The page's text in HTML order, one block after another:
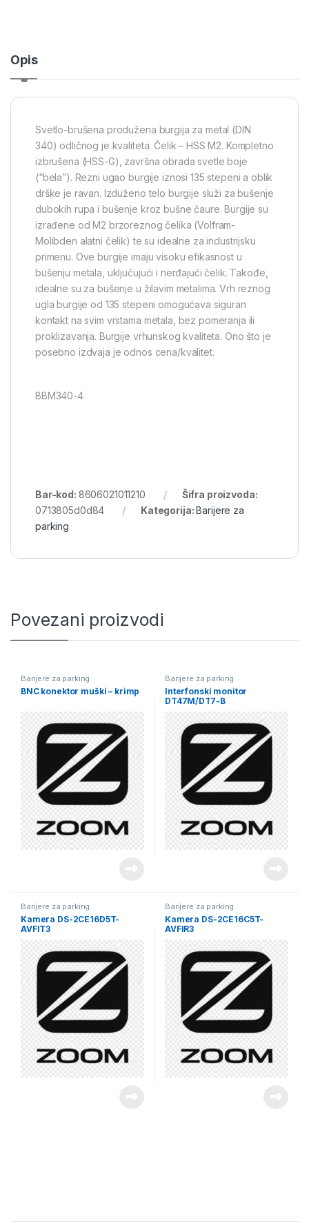
Opis
Svetlo-brušena produžena burgija za metal (DIN
340) odličnog je kvaliteta. Čelik – HSS M2. Kompletno
izbrušena (HSS-G), završna obrada svetle boje
(“bela”). Rezni ugao burgije iznosi 135 stepeni a oblik
drške je ravan. Izduženo telo burgije služi za bušenje
dubokih rupa i bušenje kroz bušne čaure. Burgije su
izrađene od M2 brzoreznog čelika (Volfram-
Molibden alatni čelik) te su idealne za industrijsku
primenu. Ove burgije imaju visoku efikasnost u
bušenju metala, uključujući i nerđajući čelik. Takođe,
idealne su za bušenje u žilavim metalima. Vrh reznog
ugla burgije od 135 stepeni omogućava siguran
kontakt na svim vrstama metala, bez pomeranja ili
proklizavanja. Burgije vrhunskog kvaliteta. Ono što je
posebno izdvaja je odnos cena/kvalitet.
BBM340-4
Bar-kod: 8606021011210
Šifra proizvoda:
0713805d0d84
Kategorija:Barijere za
parking
Povezani proizvodi
Barijere za parking
BNC konektor muški – krimp
Barijere za parking
Interfonski monitor
DT47M/DT7-B
Barijere za parking
Kamera DS-2CE16D5T-
AVFIT3
Barijere za parking
Kamera DS-2CE16C5T-
AVFIR3